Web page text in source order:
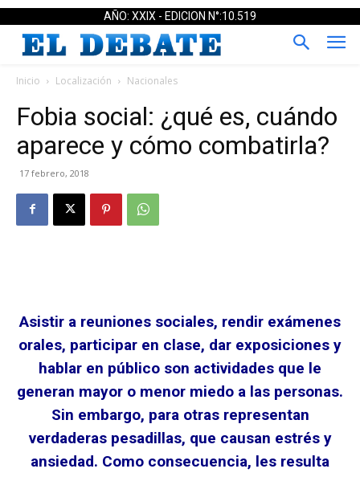
AÑO: XXIX - EDICION N°:10.519
Inicio Localización Nacionales
Fobia social: ¿qué es, cuándo
aparece y cómo combatirla?
17 febrero, 2018
Asistir a reuniones sociales, rendir exámenes
orales, participar en clase, dar exposiciones y
hablar en público son actividades que le
generan mayor o menor miedo a las personas.
Sin embargo, para otras representan
verdaderas pesadillas, que causan estrés y
ansiedad. Como consecuencia, les resulta